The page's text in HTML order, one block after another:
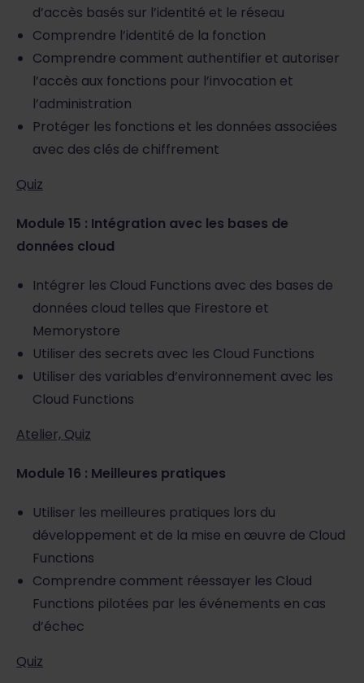
d’accès basés sur l’identité et le réseau
Comprendre l’identité de la fonction
Comprendre comment authentifier et autoriser
l’accès aux fonctions pour l’invocation et
l’administration
Protéger les fonctions et les données associées
avec des clés de chiffrement
Quiz
Module 15 : Intégration avec les bases de
données cloud
Intégrer les Cloud Functions avec des bases de
données cloud telles que Firestore et
Memorystore
Utiliser des secrets avec les Cloud Functions
Utiliser des variables d’environnement avec les
Cloud Functions
Atelier, Quiz
Module 16 : Meilleures pratiques
Utiliser les meilleures pratiques lors du
développement et de la mise en œuvre de Cloud
Functions
Comprendre comment réessayer les Cloud
Functions pilotées par les événements en cas
d’échec
Quiz